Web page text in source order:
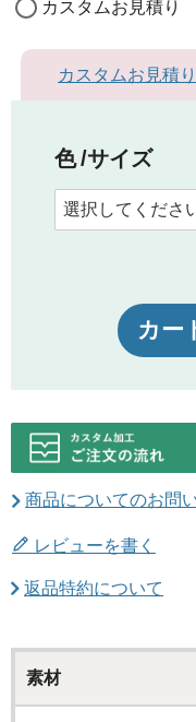
カスタムお見積り
カスタムお見積り
色 サイズ
カー
商品についてのお問
レビューを書く
返品特約について
素材